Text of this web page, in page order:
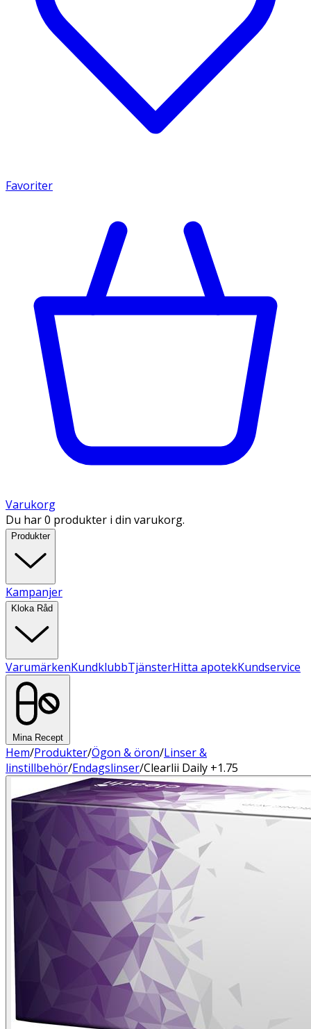
Favoriter
Varukorg
Du har 0 produkter i din varukorg.
Produkter
Kampanjer
Kloka Råd
VarumärkenKundklubbTjänsterHitta apotekKundservice
Mina Recept
Hem/Produkter/Ögon & öron/Linser &
linstillbehör/Endagslinser/Clearlii Daily +1.75